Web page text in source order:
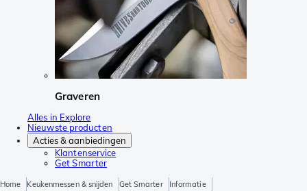
Graveren
Alles in Explore
Nieuwste producten
Acties & aanbiedingen
Klantenservice
Get Smarter
Home Keukenmessen & snijden Get Smarter
Informatie